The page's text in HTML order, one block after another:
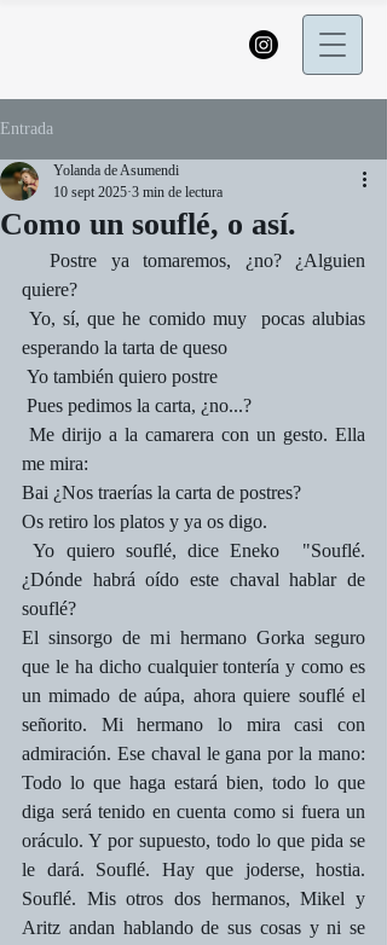
Entrada
Como un souflé, o así.
Yolanda de Asumendi
10 sept 2025 3 min de lectura
quiere?
Yo, sí, que he comido muy  pocas alubias
esperando la tarta de queso
Yo también quiero postre
Pues pedimos la carta, ¿no...?
me mira:
Bai ¿Nos traerías la carta de postres?
Os retiro los platos y ya os digo.
Yo quiero souflé, dice Eneko  "Souflé.
¿Dónde habrá oído este chaval hablar de
souflé?
El sinsorgo de mi hermano Gorka seguro
que le ha dicho cualquier tontería y como es
un mimado de aúpa, ahora quiere souflé el
señorito. Mi hermano lo mira casi con
admiración. Ese chaval le gana por la mano:
Todo lo que haga estará bien, todo lo que
diga será tenido en cuenta como si fuera un
oráculo. Y por supuesto, todo lo que pida se
le dará. Souflé. Hay que joderse, hostia.
Souflé. Mis otros dos hermanos, Mikel y
Aritz andan hablando de sus cosas y ni se